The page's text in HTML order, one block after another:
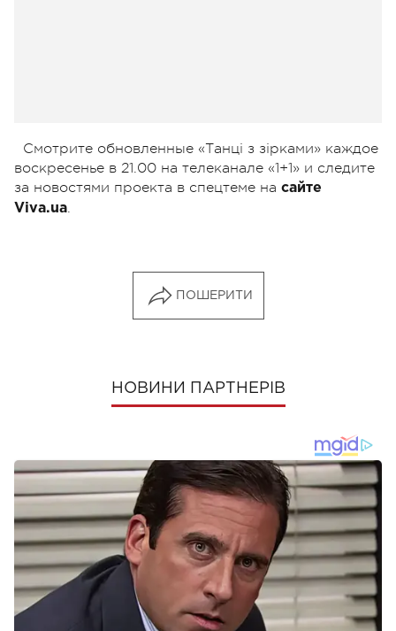
Смотрите обновленные «Танці з зірками» каждое
воскресенье в 21.00 на телеканале «1+1» и следите
за новостями проекта в спецтеме на сайте
Viva.ua.
ПОШЕРИТИ
НОВИНИ ПАРТНЕРІВ